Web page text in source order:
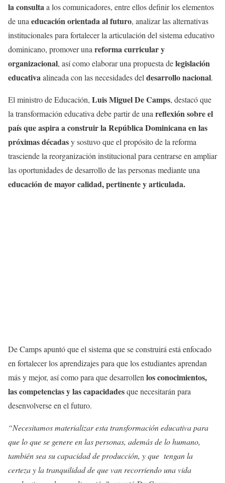
la consultaa loscomunicadores, entreellosdefinirloselementos
deuna educaciónorientadaalfuturo, analizarlasalternativas
institucionalespara fortalecerla articulación del sistema educativo
dominicano, promoveruna reformacurricular y
organizacional, asícomoelaboraruna propuesta delegislación
educativaalineada con lasnecesidadesdel desarrollonacional.
El ministrodeEducación, Luis Miguel De Camps, destacóque
la transformación educativa debepartirdeuna reflexiónsobreel
paísqueaspiraaconstruirla República Dominicanaenlas
próximasdécadasysostuvoqueel propósitode la reforma
trasciendela reorganización institucional para centrarseen ampliar
lasoportunidadesdedesarrollode las personasmedianteuna
educaciónde mayorcalidad,pertinenteyarticulada.
De Campsapuntóqueelsistemaqueseconstruiráestáenfocado
enfortalecerlosaprendizajesparaquelosestudiantesaprendan
másymejor, asícomoparaquedesarrollenlosconocimientos,
lascompetenciasy lascapacidadesquenecesitaránpara
desenvolverseenelfuturo.
“Necesitamosmaterializarestatransformacióneducativapara
queloquese genereenlas personas, ademásde lohumano,
también seasucapacidaddeproducción, yque tenganla
certezay latranquilidaddequevanrecorriendounavida